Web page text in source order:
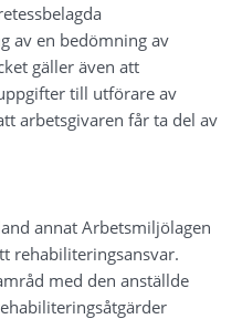
av en bedömning av
gäller även att
till utförare av
arbetsgivaren får ta del av
annat Arbetsmiljölagen
rehabiliteringsansvar.
med den anställde